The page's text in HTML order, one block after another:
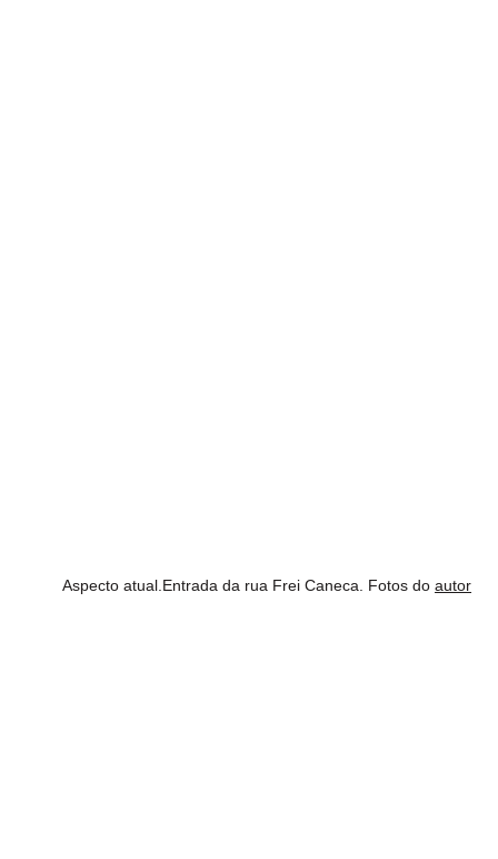
Aspecto atual.Entrada da rua Frei Caneca. Fotos do autor